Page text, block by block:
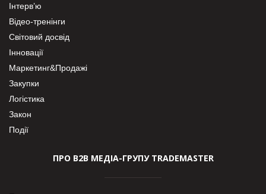
Інтерв’ю
Відео-тренінги
Світовий досвід
Інновації
Маркетинг&Продажі
Закупки
Логістика
Закон
Події
ПРО В2В МЕДІА-ГРУПУ TRADEMASTER